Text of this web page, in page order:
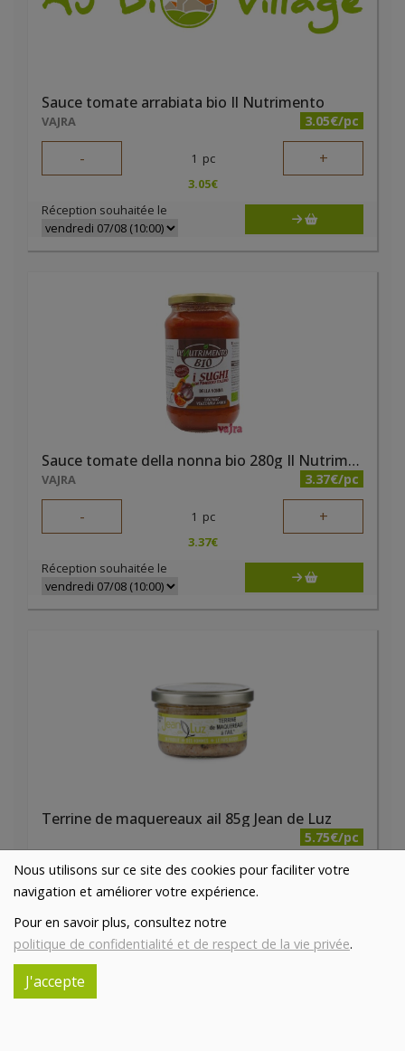
Nous utilisons sur ce site des cookies pour faciliter votre
navigation et améliorer votre expérience.
Pour en savoir plus, consultez notre
politique de confidentialité et de respect de la vie privée.
J'accepte
Sauce tomate arrabiata bio Il Nutrimento
VAJRA 3.05€/pc
- 1 pc +
3.05€
Réception souhaitée le
Sauce tomate della nonna bio 280g Il Nutrimento
VAJRA 3.37€/pc
- 1 pc +
3.37€
Réception souhaitée le
Terrine de maquereaux ail 85g Jean de Luz
5.75€/pc
- 1 pc +
5.75€
Réception souhaitée le